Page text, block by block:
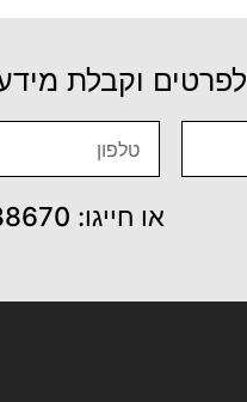
לפרטים וקבלת
או חייגו: 0527388670